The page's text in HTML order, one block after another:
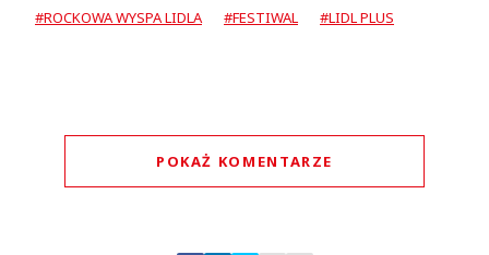
#ROCKOWA WYSPA LIDLA
#FESTIWAL #LIDL PLUS
POKAŻ KOMENTARZE